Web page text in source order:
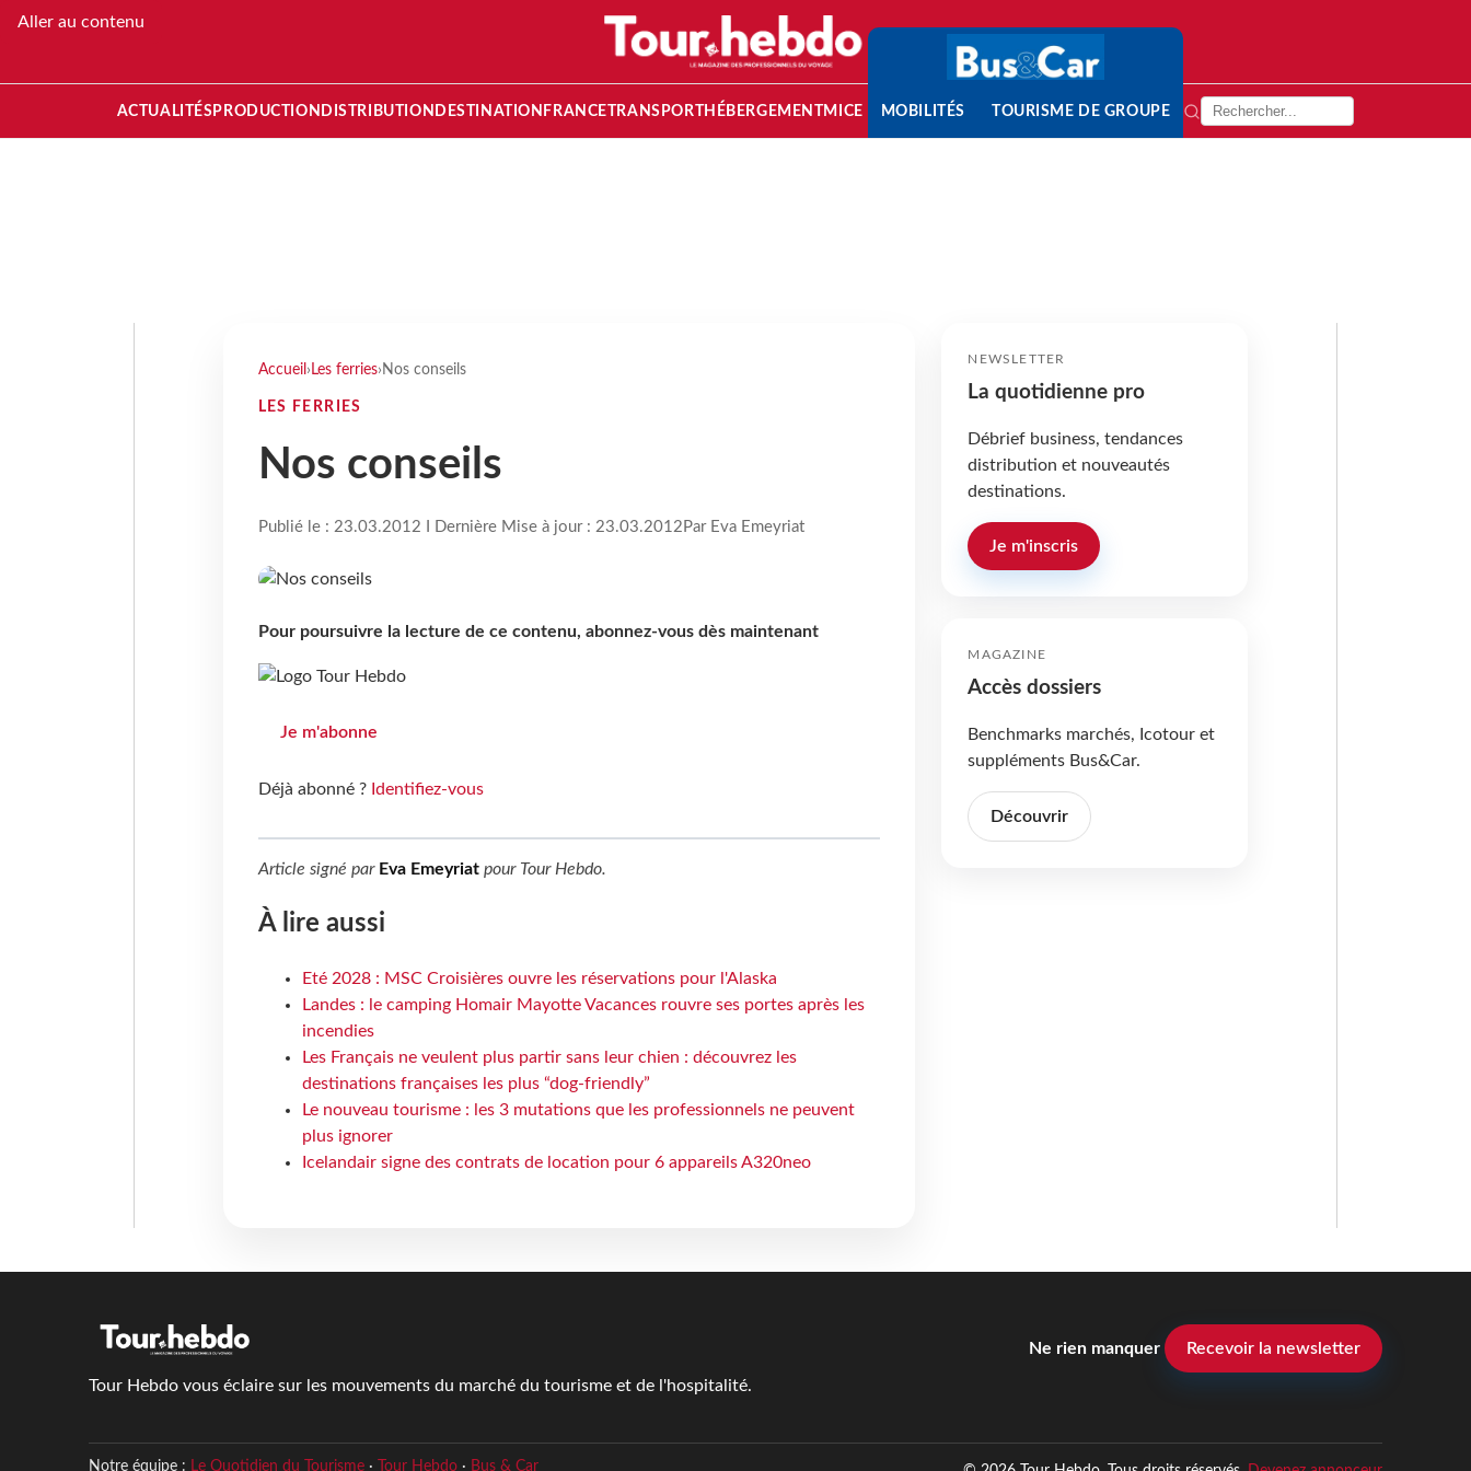
Aller au contenu
ACTUALITÉS PRODUCTION DISTRIBUTION DESTINATION FRANCETRANSPORT HÉBERGEMENTMICE MOBILITÉS TOURISME DE GROUPE
Accueil › Les ferries› Nos conseils
LES FERRIES
Nos conseils
Publié le : 23.03.2012 I Dernière Mise à jour : 23.03.2012 Par Eva Emeyriat
Pour poursuivre la lecture de ce contenu, abonnez-vous dès maintenant
Je m'abonne
Déjà abonné ? Identifiez-vous
Article signé par Eva Emeyriatpour Tour Hebdo.
À lire aussi
Eté 2028 : MSC Croisières ouvre les réservations pour l'Alaska
Landes : le camping Homair Mayotte Vacances rouvre ses portes après les
incendies
Les Français ne veulent plus partir sans leur chien : découvrez les
destinations françaises les plus “dog-friendly”
Le nouveau tourisme : les 3 mutations que les professionnels ne peuvent
plus ignorer
Icelandair signe des contrats de location pour 6 appareils A320neo
NEWSLETTER
La quotidienne pro
Débrief business, tendances
distribution et nouveautés
destinations.
Je m'inscris
MAGAZINE
Accès dossiers
Benchmarks marchés, Icotour et
suppléments Bus&Car.
Découvrir
Tour Hebdo vous éclaire sur les mouvements du marché du tourisme et de l'hospitalité.
Ne rien manquer Recevoir la newsletter
Notre équipe : Le Quotidien du Tourisme· Tour Hebdo· Bus & Car